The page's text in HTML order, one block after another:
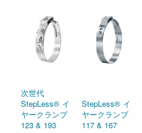
次世代
StepLess® イ
ヤークランプ
123 & 193
StepLess® イ
ヤークランプ
117 & 167